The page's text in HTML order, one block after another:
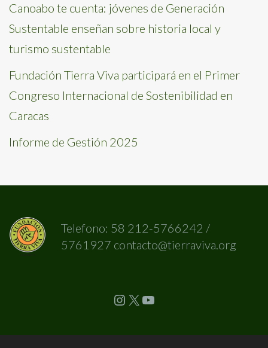
Canoabo te cuenta: jóvenes de Generación
Sustentable enseñan sobre historia local y
turismo sustentable
Fundación Tierra Viva participará en el Primer
Congreso Internacional de Sostenibilidad en
Caracas
Informe de Gestión 2025
Telefono: 58 212-5766242 /
5761927 contacto@tierraviva.org
Instagram X YouTube